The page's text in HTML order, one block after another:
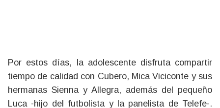
Por estos días, la adolescente disfruta compartir
tiempo de calidad con Cubero, Mica Viciconte y sus
hermanas Sienna y Allegra, además del pequeño
Luca -hijo del futbolista y la panelista de Telefe-.